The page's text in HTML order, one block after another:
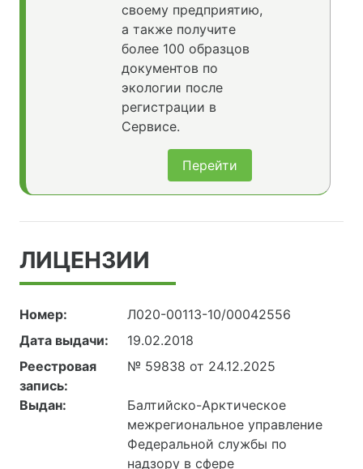
своему предприятию,
а также получите
более 100 образцов
документов по
экологии после
регистрации в
Сервисе.
Перейти
ЛИЦЕНЗИИ
Номер:
Л020-00113-10/00042556
Дата выдачи:
19.02.2018
Реестровая
запись:
№ 59838 от 24.12.2025
Выдан:
Балтийско-Арктическое
межрегиональное управление
Федеральной службы по
надзору в сфере